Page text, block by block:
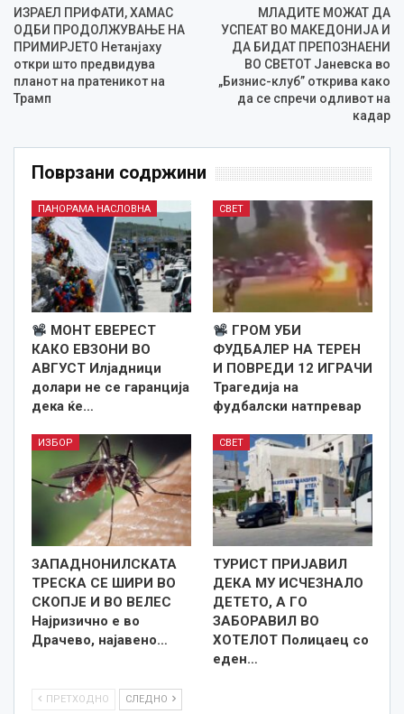
ИЗРАЕЛ ПРИФАТИ, ХАМАС
ОДБИ ПРОДОЛЖУВАЊЕ НА
ПРИМИРЈЕТО Нетанјаху
откри што предвидува
планот на пратеникот на
Трамп
МЛАДИТЕ МОЖАТ ДА
УСПЕАТ ВО МАКЕДОНИЈА И
ДА БИДАТ ПРЕПОЗНАЕНИ
ВО СВЕТОТ Јаневска во
„Бизнис-клуб” открива како
да се спречи одливот на
кадар
Поврзани содржини
ПАНОРАМА НАСЛОВНА
МОНТ ЕВЕРЕСТ
КАКО ЕВЗОНИ ВО
АВГУСТ Илјадници
долари не се гаранција
дека ќе…
СВЕТ
ГРОМ УБИ
ФУДБАЛЕР НА ТЕРЕН
И ПОВРЕДИ 12 ИГРАЧИ
Трагедија на
фудбалски натпревар
ИЗБОР
ЗАПАДНОНИЛСКАТА
ТРЕСКА СЕ ШИРИ ВО
СКОПЈЕ И ВО ВЕЛЕС
Најризично е во
Драчево, најавено…
СВЕТ
ТУРИСТ ПРИЈАВИЛ
ДЕКА МУ ИСЧЕЗНАЛО
ДЕТЕТО, А ГО
ЗАБОРАВИЛ ВО
ХОТЕЛОТ Полицаец со
еден…
ПРЕТХОДНО СЛЕДНО